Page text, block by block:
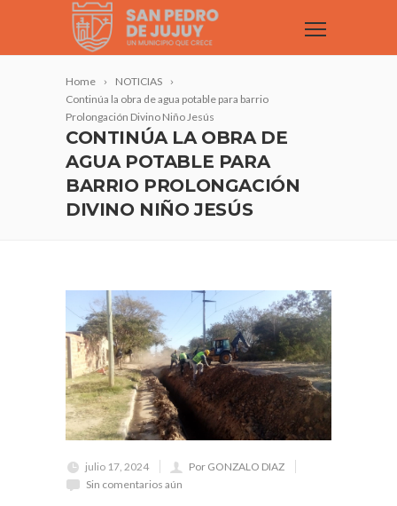
Home
NOTICIAS
Continúa la obra de agua potable para barrio
Prolongación Divino Niño Jesús
CONTINÚA LA OBRA DE
AGUA POTABLE PARA
BARRIO PROLONGACIÓN
DIVINO NIÑO JESÚS
julio 17, 2024
Por GONZALO DIAZ
Sin comentarios aún